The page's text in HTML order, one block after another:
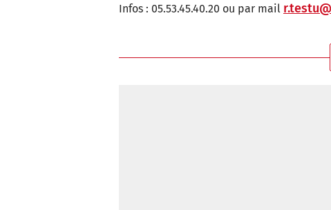
Infos : 05.53.45.40.20 ou par mail